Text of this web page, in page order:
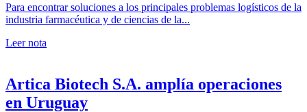
Para encontrar soluciones a los principales problemas logísticos de la
industria farmacéutica y de ciencias de la...
Leer nota
Artica Biotech S.A. amplía operaciones
en Uruguay